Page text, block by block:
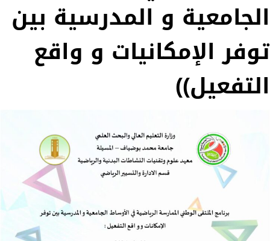
الجامعية و المدرسية بين
توفر الإمكانيات و واقع
التفعيل))